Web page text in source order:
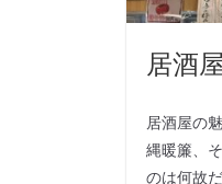
居酒
居酒屋の
縄暖簾、
のは何故